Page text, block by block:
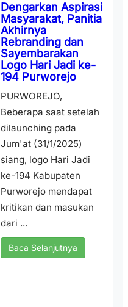
Dengarkan Aspirasi
Masyarakat, Panitia
Akhirnya
Rebranding dan
Sayembarakan
Logo Hari Jadi ke-
194 Purworejo
PURWOREJO,
Beberapa saat setelah
dilaunching pada
Jum'at (31/1/2025)
siang, logo Hari Jadi
ke-194 Kabupaten
Purworejo mendapat
kritikan dan masukan
dari ...
Baca Selanjutnya